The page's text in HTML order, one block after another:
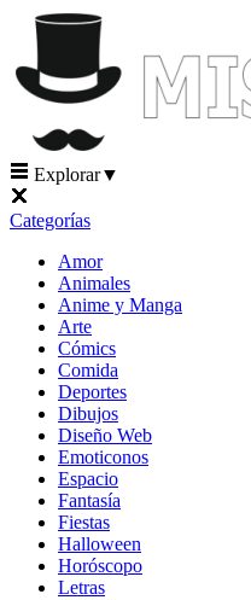
Explorar▼
Categorías
Amor
Animales
Anime y Manga
Arte
Cómics
Comida
Deportes
Dibujos
Diseño Web
Emoticonos
Espacio
Fantasía
Fiestas
Halloween
Horóscopo
Letras